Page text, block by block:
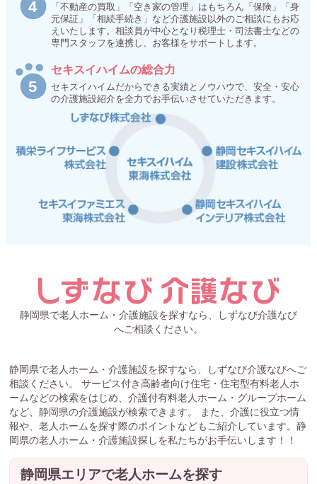
「不動産の買取」「空き家の管理」はもちろん「保険」「身
元保証」「相続手続き」など介護施設以外のご相談にもお応
えいたします。相談員が中心となり税理士・司法書士などの
専門スタッフを連携し、お客様をサポートします。
セキスイハイムの総合力
セキスイハイムだからできる実績とノウハウで、安全・安心
の介護施設紹介を全力でお手伝いさせていただきます。
静岡県で老人ホーム・介護施設を探すなら、しずなび介護なび
へご相談ください。
静岡県で老人ホーム・介護施設を探すなら、しずなび介護なびへご
相談ください。 サービス付き高齢者向け住宅・住宅型有料老人ホ
ームなどの検索をはじめ、介護付有料老人ホーム・グループホーム
など、静岡県の介護施設が検索できます。 また、介護に役立つ情
報や、老人ホームを探す際のポイントなどもご紹介しています。静
岡県の老人ホーム・介護施設探しを私たちがお手伝いします！！
静岡県エリアで老人ホームを探す